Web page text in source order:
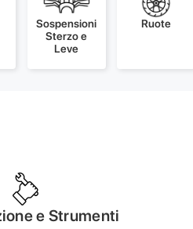
Sospensioni
Sterzo e
Leve
Ruote
e Strumenti